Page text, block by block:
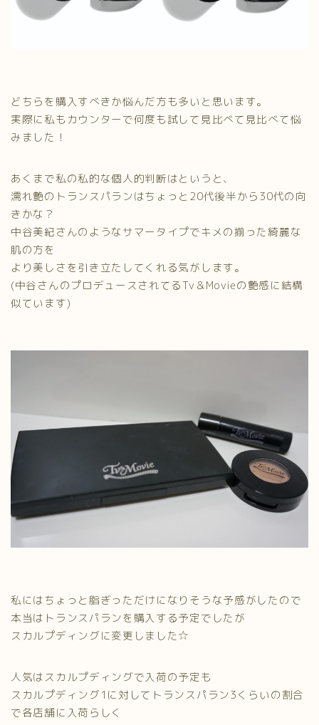
どちらを購入すべきか悩んだ方も多いと思います。
実際に私もカウンターで何度も試して見比べて見比べて悩
みました！
あくまで私の私的な個人的判断はというと、
濡れ艶のトランスパランはちょっと20代後半から30代の向
きかな？
中谷美紀さんのようなサマータイプでキメの揃った綺麗な
肌の方を
より美しさを引き立たしてくれる気がします。
(中谷さんのプロデュースされてるTv＆Movieの艶感に結構
似ています)
私にはちょっと脂ぎっただけになりそうな予感がしたので
本当はトランスパランを購入する予定でしたが
スカルプディングに変更しました☆
人気はスカルプディングで入荷の予定も
スカルプディング1に対してトランスパラン3くらいの割合
で各店舗に入荷らしく